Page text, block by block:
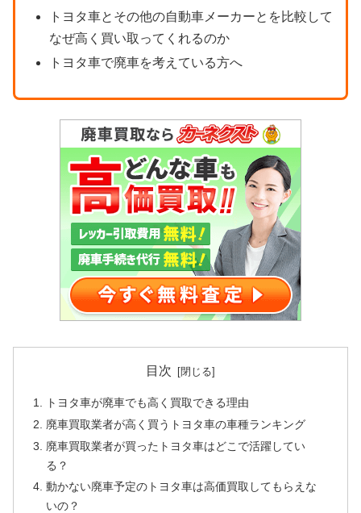
トヨタ車とその他の自動車メーカーとを比較して
なぜ高く買い取ってくれるのか
トヨタ車で廃車を考えている方へ
目次
トヨタ車が廃車でも高く買取できる理由
廃車買取業者が高く買うトヨタ車の車種ランキング
廃車買取業者が買ったトヨタ車はどこで活躍してい
る？
動かない廃車予定のトヨタ車は高価買取してもらえな
いの？